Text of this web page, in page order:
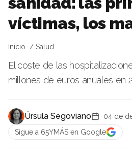
víctimas, los
Inicio Salud
El coste de las
millones de euros anuales en
Úrsula Segoviano
04 de
Sigue a 65YMÁS en Google